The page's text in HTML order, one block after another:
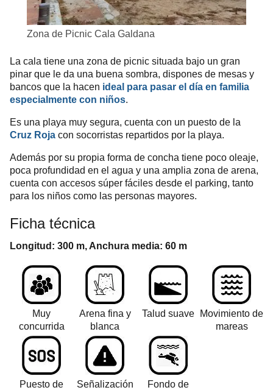
Zona de Picnic Cala Galdana
La cala tiene una zona de picnic situada bajo un gran
pinar que le da una buena sombra, dispones de mesas y
bancos que la hacen ideal para pasar el día en familia
especialmente con niños.
Es una playa muy segura, cuenta con un puesto de la
Cruz Roja con socorristas repartidos por la playa.
Además por su propia forma de concha tiene poco oleaje,
poca profundidad en el agua y una amplia zona de arena,
cuenta con accesos súper fáciles desde el parking, tanto
para los niños como las personas mayores.
Ficha técnica
Longitud: 300 m, Anchura media: 60 m
Muy
concurrida
Arena fina y
blanca
Talud suave Movimiento de
mareas
Puesto de
Señalización
Fondo de